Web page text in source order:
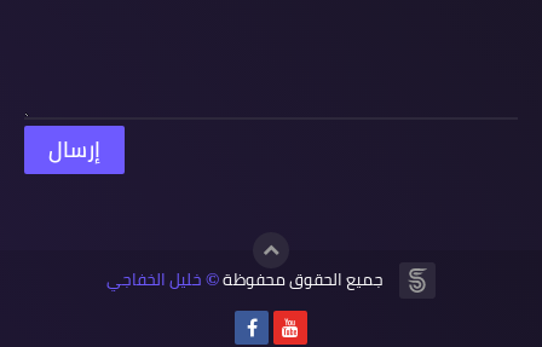
جميع الحقوق محفوظة© خليل الخفاجي